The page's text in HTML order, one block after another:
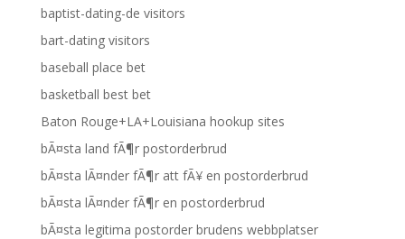
baptist-dating-de visitors
bart-dating visitors
baseball place bet
basketball best bet
Baton Rouge+LA+Louisiana hookup sites
bÃ¤sta land fÃ¶r postorderbrud
bÃ¤sta lÃ¤nder fÃ¶r att fÃ¥ en postorderbrud
bÃ¤sta lÃ¤nder fÃ¶r en postorderbrud
bÃ¤sta legitima postorder brudens webbplatser